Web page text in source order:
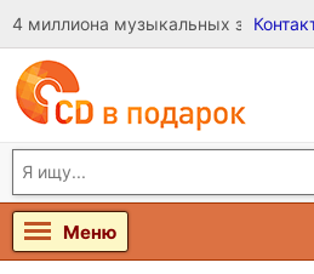
4 миллиона музыкальных записей
Меню